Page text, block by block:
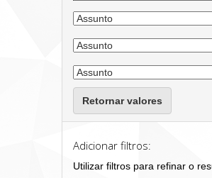
Retornar valores
Adicionar filtros:
Utilizar filtros para refinar o